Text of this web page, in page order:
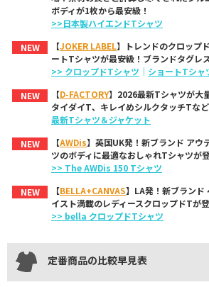
ボディが1枚から最安級！
>>日本製ハイエンドTシャツ
NEW
【JOKER LABEL】トレンドのクロップ
ートTシャツが最安級！ブランドタグレ
>> クロップドTシャツ ｜ ショートTシャ
NEW
【D-FACTORY】2026最新Tシャツが大
タイダイT、キレイめシルクタッチTな
最新Tシャツ＆ジャケット
NEW
【AWDis】英国UK発！新ブランド アウ
ツのボディに最適なおしゃれTシャツが
>> The AWDis 150 Tシャツ
NEW
【BELLA+CANVAS】LA発！新ブランド
イスト満載のレディースクロップドTが登
>> bella クロップドTシャツ
定番商品の比較早見表